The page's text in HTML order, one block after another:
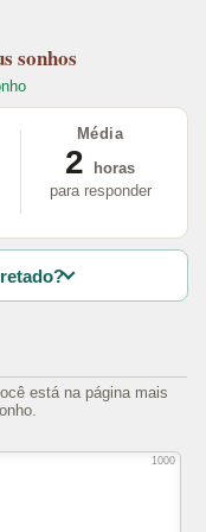
sonhos
Média
2
horas
para responder
está na página mais
1000